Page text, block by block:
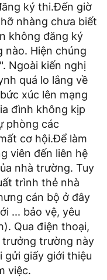
ký thi.Đến giờ
nhàng chưa biết
không đăng ký
Hiện chúng
Ngoài kiến nghị
quá lo lắng về
xúc lên mạng
đình không kịp
phòng các
cơ hội.Để làm
viên đến liên hệ
nhà trường. Tuy
trình thẻ nhà
cán bộ ở đây
... bảo vệ, yêu
Qua điện thoại,
trưởng trường này
gửi giấy giới thiệu
việc.